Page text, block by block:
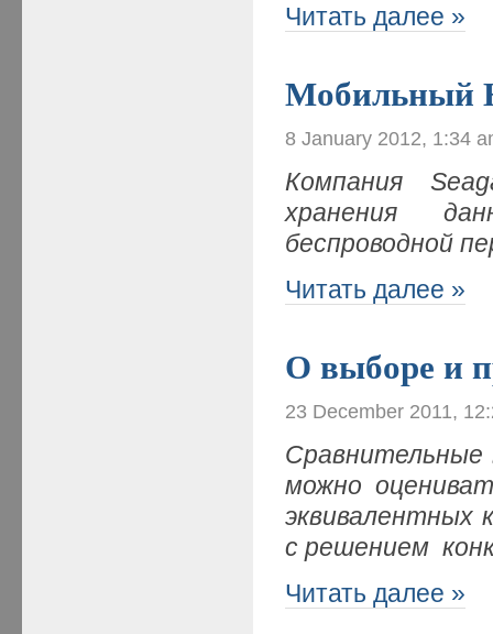
Читать далее »
Мобильный
8 January 2012, 1:34
Компания
хранения
беспроводной
Читать далее »
О выборе и
23 December 2011,
можно
эквивалентных
с решением
Читать далее »